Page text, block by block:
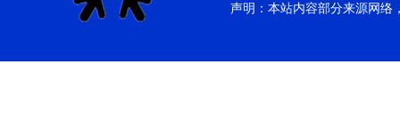
声明：本站内容部分来源网络